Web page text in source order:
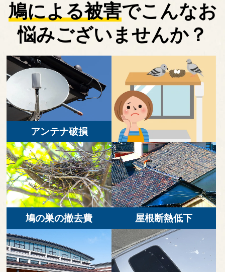
鳩による被害でこんなお
悩みございませんか？
アンテナ破損
屋根断熱低下
鳩の巣の撤去費